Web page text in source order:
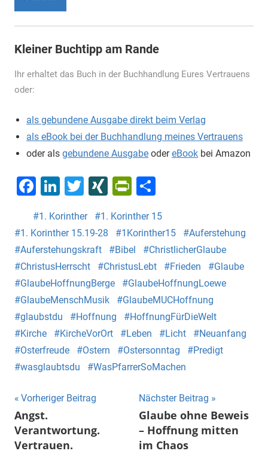
Kleiner Buchtipp am Rande
Ihr erhaltet das Buch in der Buchhandlung Eures Vertrauens
oder:
als gebundene Ausgabe direkt beim Verlag
als eBook bei der Buchhandlung meines Vertrauens
oder als gebundene Ausgabe odereBook bei Amazon
Facebook
LinkedIn
Twitter
XINGPrintFriendly
1. Korinther
1. Korinther 15
1. Korinther 15.19-28
1Korinther15
Auferstehung
Auferstehungskraft
Bibel
ChristlicherGlaube
ChristusHerrscht
ChristusLebt Frieden
Glaube
GlaubeHoffnungBerge
GlaubeHoffnungLoewe
GlaubeMenschMusik
GlaubeMUCHoffnung
glaubstdu
Hoffnung
HoffnungFürDieWelt
Kirche
KircheVorOrt Leben Licht
Neuanfang
Osterfreude
Ostern Ostersonntag
Predigt
wasglaubtsdu
WasPfarrerSoMachen
Beitragsnavigation
Vorheriger Beitrag
Angst.
Verantwortung.
Vertrauen.
Nächster Beitrag
Glaube ohne Beweis
– Hoffnung mitten
im Chaos